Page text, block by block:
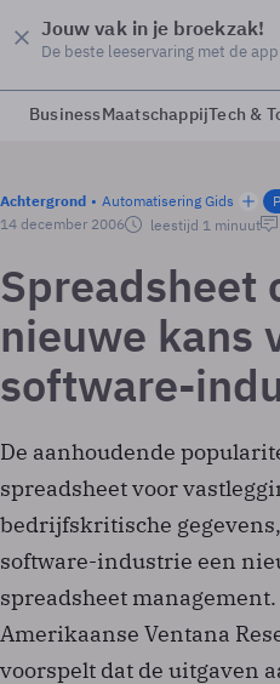
Jouw vak in je broekzak!
De beste leeservaring met de app
BusinessMaatschappijTech &
Achtergrond Automatisering Gids
14 december 2006
leestijd 1 minuut
Spreadsheet
nieuwe kans
software-
De aanhoudende
spreadsheet voor
bedrijfskritische
software-industrie een
spreadsheet
Amerikaanse Ventana
voorspelt dat de uitgaven